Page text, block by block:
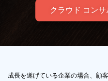
クラウド コン
成長を遂げている企業の場合、顧